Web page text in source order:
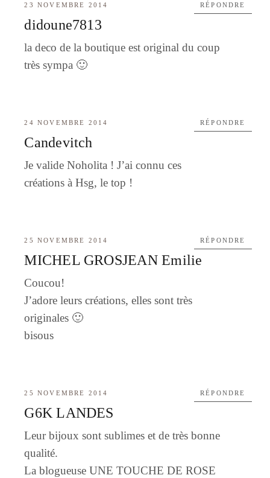
23 NOVEMBRE 2014
didoune7813
la deco de la boutique est original du coup
très sympa 🙂
RÉPONDRE
24 NOVEMBRE 2014
Candevitch
Je valide Noholita ! J’ai connu ces
créations à Hsg, le top !
RÉPONDRE
25 NOVEMBRE 2014
MICHEL GROSJEAN Emilie
Coucou!
J’adore leurs créations, elles sont très
originales 🙂
bisous
RÉPONDRE
25 NOVEMBRE 2014
G6K LANDES
Leur bijoux sont sublimes et de très bonne
qualité.
La blogueuse UNE TOUCHE DE ROSE
RÉPONDRE